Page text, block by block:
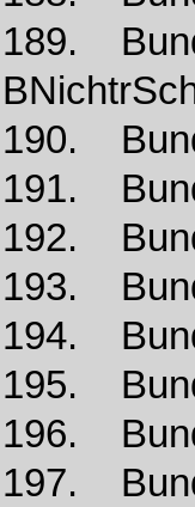
189.
190.
191.
192.
193.
194.
195.
196.
197.